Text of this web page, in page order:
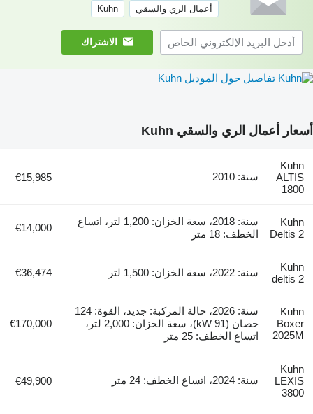
أعمال الري والسقي Kuhn
الاشتراك
تفاصيل حول الموديل Kuhn
أسعار أعمال الري والسقي Kuhn
Kuhn
ALTIS
1800
سنة: 2010 €15,985
Kuhn
Deltis 2
سنة: 2018، سعة الخزان: 1,200 لتر، اتساع
الخطف: 18 متر
€14,000
Kuhn
deltis 2
سنة: 2022، سعة الخزان: 1,500 لتر €36,474
Kuhn
Boxer
2025M
سنة: 2026، حالة المركبة: جديد، القوة: 124
حصان (91 kW)، سعة الخزان: 2,000 لتر،
اتساع الخطف: 25 متر
€170,000
Kuhn
LEXIS
3800
سنة: 2024، اتساع الخطف: 24 متر €49,900